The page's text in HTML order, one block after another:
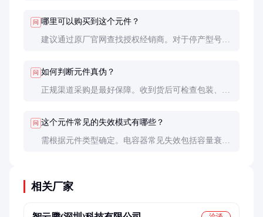
问 哪里可以购买到这个元件？
建议通过原厂官网查找授权经销商。对于停产型号，
问 如何判断元件真伪？
正规渠道采购是最好保障。收到货后可检查包装、标
问 这个元件常见的失效模式有哪些？
需根据元件类型确定。电容器常见失效包括容量衰
相关厂家